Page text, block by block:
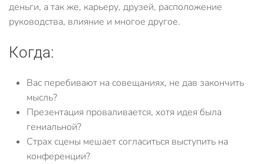
деньги, а так же, карьеру, друзей, расположение
руководства, влияние и многое другое.
Когда:
Вас перебивают на совещаниях, не дав закончить
мысль?
Презентация проваливается, хотя идея была
гениальной?
Страх сцены мешает согласиться выступить на
конференции?